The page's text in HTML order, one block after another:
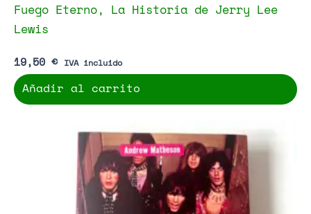
Fuego Eterno, La Historia de Jerry Lee
Lewis
19,50 € IVA incluido
Añadir al carrito